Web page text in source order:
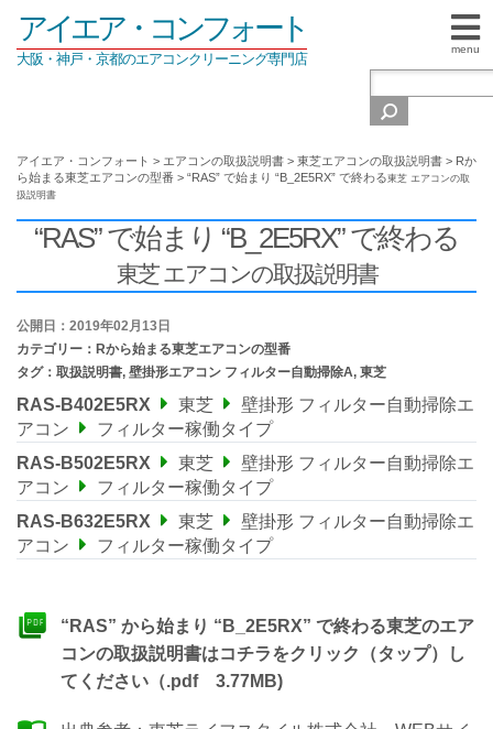
menu
アイエア・コンフォート
大阪・神戸・京都のエアコンクリーニング専門店
アイエア・コンフォート > エアコンの取扱説明書 > 東芝エアコンの取扱説明書 > Rか
ら始まる東芝エアコンの型番 > “RAS” で始まり “B_2E5RX” で終わる東芝 エアコンの取
扱説明書
“RAS” で始まり “B_2E5RX” で終わる
東芝 エアコンの取扱説明書
公開日：2019年02月13日
カテゴリー： Rから始まる東芝エアコンの型番
タグ： 取扱説明書, 壁掛形エアコン フィルター自動掃除A, 東芝
RAS-B402E5RX 東芝
壁掛形 フィルター自動掃除エ
アコン
フィルター稼働タイプ
RAS-B502E5RX
東芝
壁掛形 フィルター自動掃除エ
アコン
フィルター稼働タイプ
RAS-B632E5RX
東芝
壁掛形 フィルター自動掃除エ
アコン
フィルター稼働タイプ
“RAS” から始まり “B_2E5RX” で終わる東芝のエア
コンの取扱説明書はコチラをクリック（タップ）し
てください（.pdf 3.77MB)